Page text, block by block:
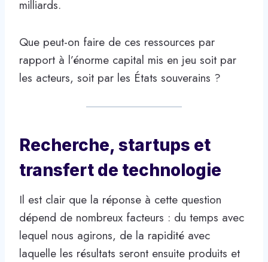
milliards.
Que peut-on faire de ces ressources par
rapport à l’énorme capital mis en jeu soit par
les acteurs, soit par les États souverains ?
Recherche, startups et
transfert de technologie
Il est clair que la réponse à cette question
dépend de nombreux facteurs : du temps avec
lequel nous agirons, de la rapidité avec
laquelle les résultats seront ensuite produits et